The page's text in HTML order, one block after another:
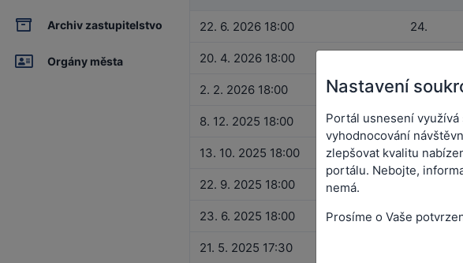
Archiv zastupitelstvo
Orgány města
22. 6. 2026 18:00 24.
20. 4. 2026 18:00
2. 2. 2026 18:00 22.
8. 12. 2025 18:00 21.
13. 10. 2025 18:00 20.
22. 9. 2025 18:00
23. 6. 2025 18:00 18.
21. 5. 2025 17:30
Nastavení
Portál usnesení
vyhodnocování
zlepšovat kvalitu
portálu. Nebojte,
nemá.
Prosíme o Vaše